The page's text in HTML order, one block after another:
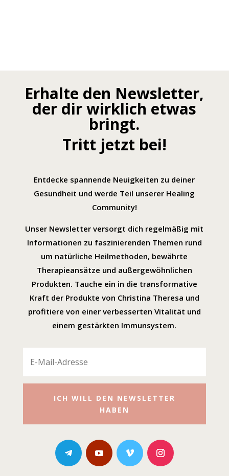
Erhalte den Newsletter,
der dir wirklich etwas
bringt.
Tritt jetzt bei!
Entdecke spannende Neuigkeiten zu deiner
Gesundheit und werde Teil unserer Healing
Community!
Unser Newsletter versorgt dich regelmäßig mit
Informationen zu faszinierenden Themen rund
um natürliche Heilmethoden, bewährte
Therapieansätze und außergewöhnlichen
Produkten. Tauche ein in die transformative
Kraft der Produkte von Christina Theresa und
profitiere von einer verbesserten Vitalität und
einem gestärkten Immunsystem.
ICH WILL DEN NEWSLETTER
HABEN